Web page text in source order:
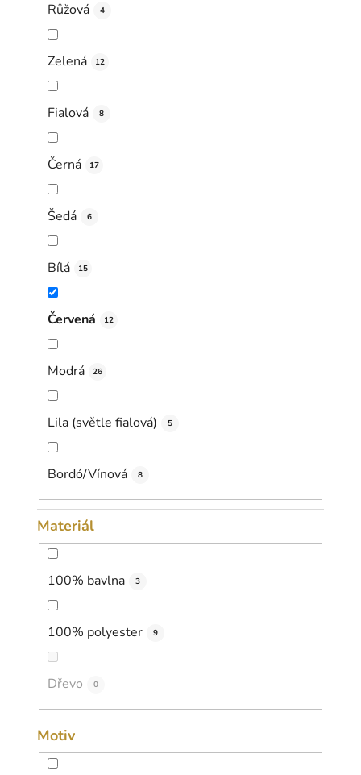
Růžová 4
Zelená 12
Fialová 8
Černá 17
Šedá 6
Bílá 15
Červená 12
Modrá 26
Lila (světle fialová) 5
Bordó/Vínová 8
Materiál
100% bavlna 3
100% polyester 9
Dřevo 0
Motiv